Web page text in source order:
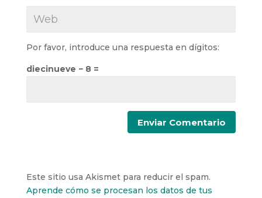
Por favor, introduce una respuesta en dígitos:
diecinueve − 8 =
Este sitio usa Akismet para reducir el spam.
Aprende cómo se procesan los datos de tus